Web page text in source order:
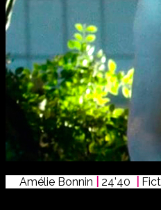
Amélie Bonnin 24’40